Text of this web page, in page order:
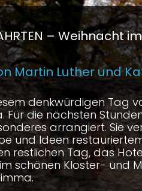
– Weihnacht
Martin Luther und
denkwürdigen Tag
Für die nächsten
arrangiert. Sie
und Ideen
restlichen Tag, das
schönen Kloster- und